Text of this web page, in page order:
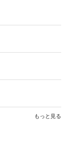
もっと見る